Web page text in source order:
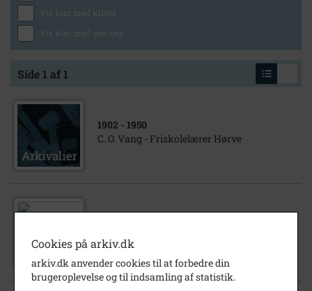
Vis kun med kilder
Vis kun med geo-tag
Side 1 af 1
1902 - 1950
C. O. Vang - Friskolelærer Hørve
Udflugt til Brydebjerg. Sønderjyder - 1909
Cookies på arkiv.dk
arkiv.dk anvender cookies til at forbedre din
brugeroplevelse og til indsamling af statistik.